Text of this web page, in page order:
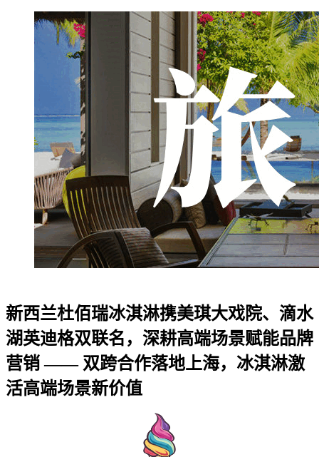
新西兰杜佰瑞冰淇淋携美琪大戏院、滴水
湖英迪格双联名，深耕高端场景赋能品牌
营销 —— 双跨合作落地上海，冰淇淋激
活高端场景新价值